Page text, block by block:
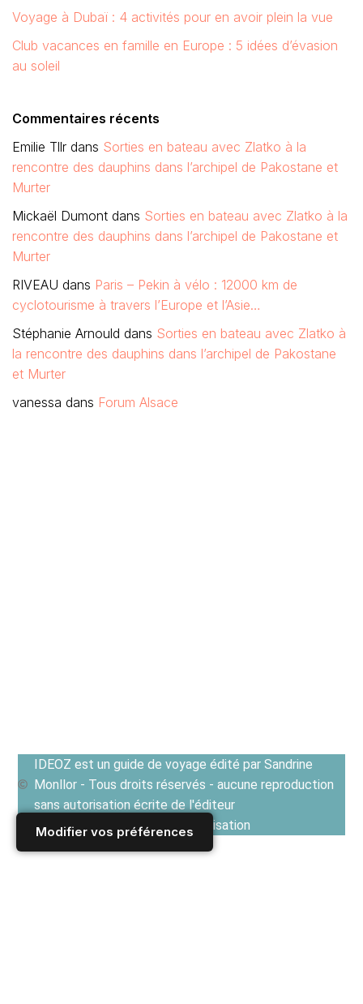
Modifier vos préférences
Voyage à Dubaï : 4 activités pour en avoir plein la vue
Club vacances en famille en Europe : 5 idées d’évasion
au soleil
Commentaires récents
Emilie Tllr dans Sorties en bateau avec Zlatko à la
rencontre des dauphins dans l’archipel de Pakostane et
Murter
Mickaël Dumont dans Sorties en bateau avec Zlatko à la
rencontre des dauphins dans l’archipel de Pakostane et
Murter
RIVEAU dans Paris – Pekin à vélo : 12000 km de
cyclotourisme à travers l’Europe et l’Asie…
Stéphanie Arnould dans Sorties en bateau avec Zlatko à
la rencontre des dauphins dans l’archipel de Pakostane
et Murter
vanessa dans Forum Alsace
IDEOZ est un guide de voyage édité par Sandrine
Monllor - Tous droits réservés - aucune reproduction
sans autorisation écrite de l'éditeur
Voir les Conditions générales d'utilisation